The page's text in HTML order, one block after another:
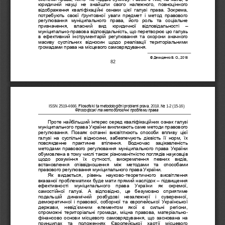
© Демиденко В. О., 2018
82
юридичній  науці  не  знайшли
свого  належного,  повноцінного
відображення  кваліфікаційні  ознаки  цієї  галузі  права.  Зокрема,
потребують  своєї  ґрунтовної  уваги  предмет  і  метод  правового
регулювання  муніципального  права,  його  роль  та  соціальне
призначення,   власний   вид   юридичної   відповідальності
–
муніципально-правова відповідальність, що перетворює цю галузь
в  ефективний  інструментарій  регулювання  та  охорони  значного
масиву  суспільних  відносин  щодо  реалізації  територіальними
громадами права на місцевого самоврядування.
ISSN 2519-4666. Fìlosofs׳kì ta metodologìčnì problemi prava. 2018. No 1-2 (15-16)
Філософські та методологічні проблеми права
Проте найбільший інтерес серед кваліфікаційних ознак галузі
муніципального права України викликають саме методи правового
регулювання.  Позаяк  останні  висвітлюють  способи  впливу  цієї
галузі  на  суспільні  відносини,  забезпечують  дієвість  її  норм,  їх
повсякденне   практичне   втілення.   Водночас   зацікавленість
методами правового регулювання муніципального права України
обумовлена в тому числі також різноманітністю поглядів науковців
щодо  розуміння  їх  сутності,  виокремлення  певних  видів,
встановлення  співвідношення  між  методами  та  способами
правового регулювання муніципального права України.
Як  видається,  рівень  науково-теоретичного  висвітлення
вказаної проблематики буде мати прямий наслідок – підвищення
ефективності   муніципального   права   України   як   окремої,
самостійної  галузі.  А  відповідно,  це  безумовно  сприятиме
подальшій  динамічній  розбудові  незалежної  і  суверенної,
демократичної і правової, соборної та європейської Української
держави,  невідʼємним  елементом  якої  є  сильні  регіони,
спроможні  територіальні  громади,  міцна  правова,  матеріально-
фінансово основи місцевого самоврядування,  що  заснована на
принципах  та  положеннях  Європейської  хартії  місцевого